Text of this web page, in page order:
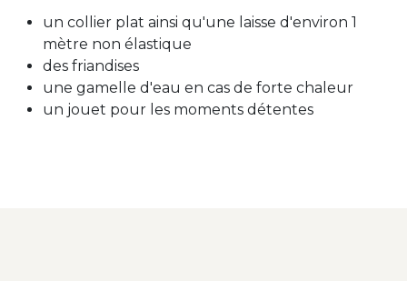
un collier plat ainsi qu'une laisse d'environ 1
mètre non élastique
des friandises
une gamelle d'eau en cas de forte chaleur
un jouet pour les moments détentes